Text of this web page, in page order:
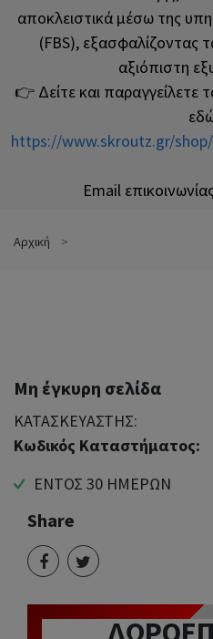
αποκλειστικά μέσω της
(FBS), εξασφαλίζοντας
αξιόπιστη
👉 Δείτε και παραγγείλετε
https://www.skroutz.gr/
Email
Αρχική
Μη έγκυρη σελίδα
ΚΑΤΑΣΚΕΥΑΣΤΗΣ:
Κωδικός Καταστήματος:
ΕΝΤΟΣ 30 ΗΜΕΡΩΝ
Share